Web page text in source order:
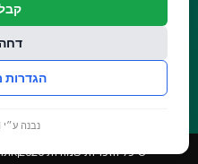
משלוחים:
© כל הזכויות שמורות 2026
נבנה ע״י